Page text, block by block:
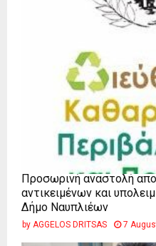
Προσωρινή αναστολή
αντικειμένων και
Δήμο Ναυπλιέων
by AGGELOS DRITSAS 7